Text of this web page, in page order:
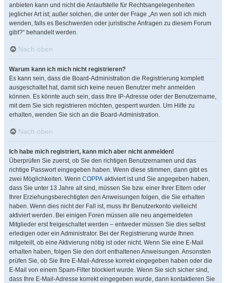
anbieten kann und nicht die Anlaufstelle für Rechtsangelegenheiten
jeglicher Art ist; außer solchen, die unter der Frage „An wen soll ich mich
wenden, falls es Beschwerden oder juristische Anfragen zu diesem Forum
gibt?“ behandelt werden.
Nach oben
Warum kann ich mich nicht registrieren?
Es kann sein, dass die Board-Administration die Registrierung komplett
ausgeschaltet hat, damit sich keine neuen Benutzer mehr anmelden
können. Es könnte auch sein, dass Ihre IP-Adresse oder der Benutzername,
mit dem Sie sich registrieren möchten, gesperrt wurden. Um Hilfe zu
erhalten, wenden Sie sich an die Board-Administration.
Nach oben
Ich habe mich registriert, kann mich aber nicht anmelden!
Überprüfen Sie zuerst, ob Sie den richtigen Benutzernamen und das
richtige Passwort eingegeben haben. Wenn diese stimmen, dann gibt es
zwei Möglichkeiten. Wenn COPPA aktiviert ist und Sie angegeben haben,
dass Sie unter 13 Jahre alt sind, müssen Sie bzw. einer Ihrer Eltern oder
Ihrer Erziehungsberechtigten den Anweisungen folgen, die Sie erhalten
haben. Wenn dies nicht der Fall ist, muss Ihr Benutzerkonto vielleicht
aktiviert werden. Bei einigen Foren müssen alle neu angemeldeten
Mitglieder erst freigeschaltet werden – entweder müssen Sie dies selbst
erledigen oder ein Administrator. Bei der Registrierung wurde Ihnen
mitgeteilt, ob eine Aktivierung nötig ist oder nicht. Wenn Sie eine E-Mail
erhalten haben, folgen Sie den dort enthaltenen Anweisungen. Ansonsten
prüfen Sie, ob Sie Ihre E-Mail-Adresse korrekt eingegeben haben oder die
E-Mail von einem Spam-Filter blockiert wurde. Wenn Sie sich sicher sind,
dass Ihre E-Mail-Adresse korrekt eingegeben wurde, dann kontaktieren Sie